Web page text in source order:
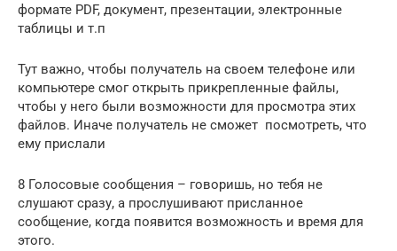
формате PDF, документ, презентации, электронные
таблицы и т.п
Тут важно, чтобы получатель на своем телефоне или
компьютере смог открыть прикрепленные файлы,
чтобы у него были возможности для просмотра этих
файлов. Иначе получатель не сможет посмотреть, что
ему прислали
8 Голосовые сообщения – говоришь, но тебя не
слушают сразу, а прослушивают присланное
сообщение, когда появится возможность и время для
этого.